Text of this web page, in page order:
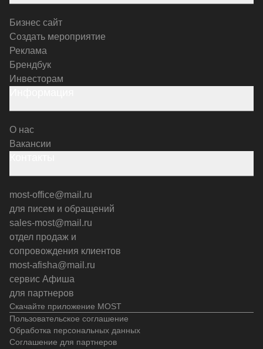
Скачайте приложение MOST
Бизнес сайт
Создать мероприятие
Реклама
Брендбук
Инвесторам
О нас
Вакансии
most-office@mail.ru
для писем и обращений
sales-most@mail.ru
отдел продаж и
сопровождения клиентов
most-afisha@mail.ru
сервис Афиша
для партнеров
Пользовательское соглашение
Обработка персональных данных
Соглашение для партнеров